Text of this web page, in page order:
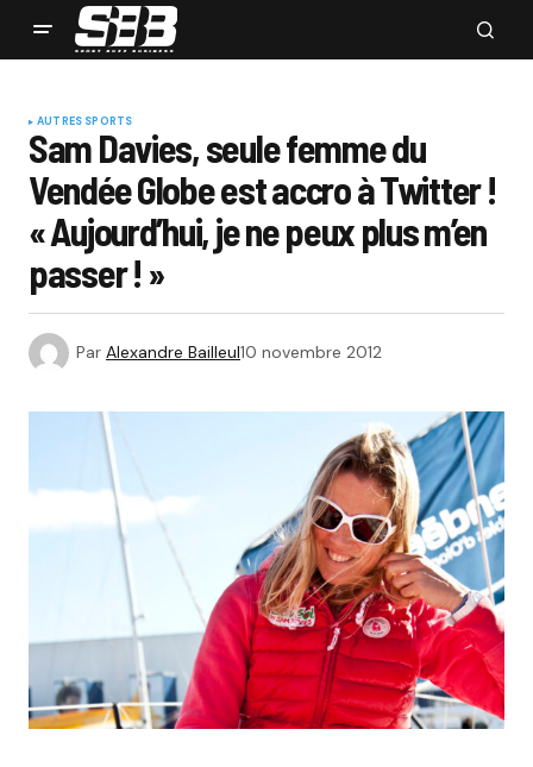
AUTRES SPORTS
Sam Davies, seule femme du
Vendée Globe est accro à Twitter !
« Aujourd’hui, je ne peux plus m’en
passer ! »
Par Alexandre Bailleul10 novembre 2012